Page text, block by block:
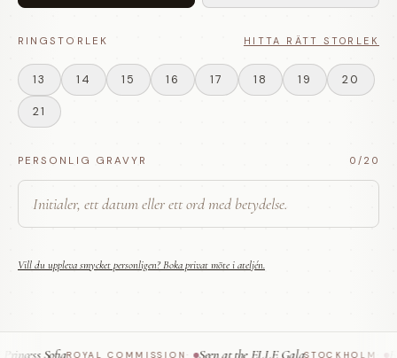
RINGSTORLEK HITTA RÄTT STORLEK
13 14 15 16 17 18 19 20
21
PERSONLIG GRAVYR 0 /20
Vill du uppleva smycket personligen? Boka privat möte i ateljén.
SofiaROYAL COMMISSION· Seen at the ELLE GalaSTOCKHOLM ·